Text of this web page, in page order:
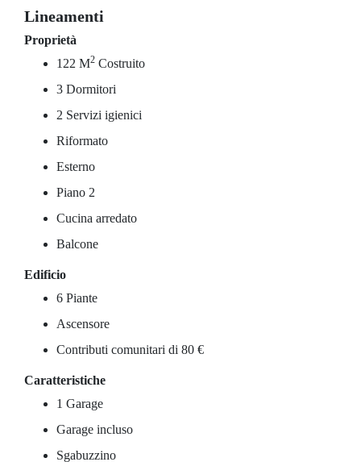
Lineamenti
Proprietà
122 M2 Costruito
3 Dormitori
2 Servizi igienici
Riformato
Esterno
Piano 2
Cucina arredato
Balcone
Edificio
6 Piante
Ascensore
Contributi comunitari di 80 €
Caratteristiche
1 Garage
Garage incluso
Sgabuzzino